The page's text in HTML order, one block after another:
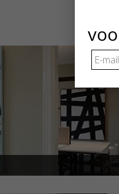
E-